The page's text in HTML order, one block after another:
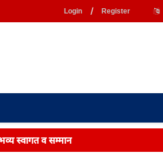
Login / Register
स्वागत व सम्मान